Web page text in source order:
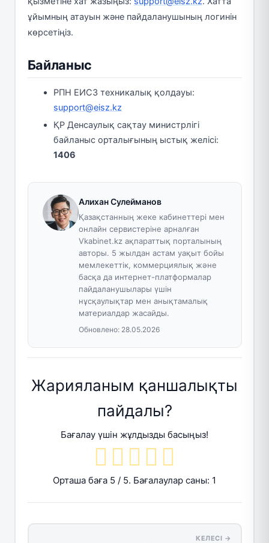
ұйымның атауын және пайдаланушының логинін
көрсетіңіз.
Байланыс
РПН ЕИСЗ техникалық қолдауы:
support@eisz.kz
ҚР Денсаулық сақтау министрлігі
байланыс орталығының ыстық желісі:
1406
Алихан Сулейманов
Қазақстанның жеке кабинеттері мен
онлайн сервистеріне арналған
Vkabinet.kz ақпараттық порталының
авторы. 5 жылдан астам уақыт бойы
мемлекеттік, коммерциялық және
басқа да интернет-платформалар
пайдаланушылары үшін
нұсқаулықтар мен анықтамалық
материалдар жасайды.
Обновлено: 28.05.2026
Жарияланым қаншалықты
пайдалы?
Бағалау үшін жұлдызды басыңыз!
Орташа баға 5 / 5. Бағалаулар саны: 1
КЕЛЕСІ →